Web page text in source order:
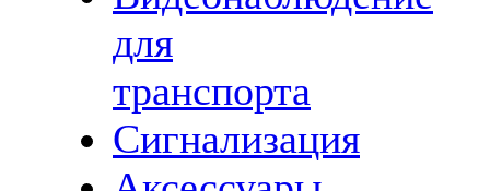
для
транспорта
Сигнализация